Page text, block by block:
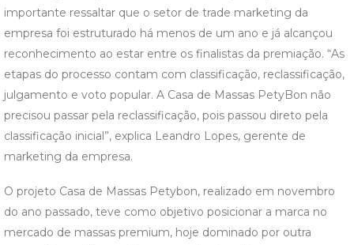
importante ressaltar que o setor de trade marketing da
empresa foi estruturado há menos de um ano e já alcançou
reconhecimento ao estar entre os finalistas da premiação. “As
etapas do processo contam com classificação, reclassificação,
julgamento e voto popular. A Casa de Massas PetyBon não
precisou passar pela reclassificação, pois passou direto pela
classificação inicial”, explica Leandro Lopes, gerente de
marketing da empresa.
O projeto Casa de Massas Petybon, realizado em novembro
do ano passado, teve como objetivo posicionar a marca no
mercado de massas premium, hoje dominado por outra